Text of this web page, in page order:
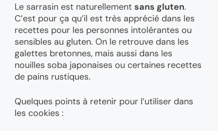
Le sarrasin est naturellement sans gluten.
C’est pour ça qu’il est très apprécié dans les
recettes pour les personnes intolérantes ou
sensibles au gluten. On le retrouve dans les
galettes bretonnes, mais aussi dans les
nouilles soba japonaises ou certaines recettes
de pains rustiques.
Quelques points à retenir pour l’utiliser dans
les cookies :